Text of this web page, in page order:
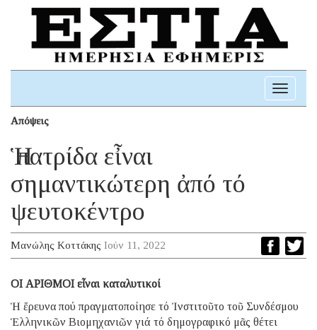
Toggle
Απόψεις
Ἡ πατρίδα εἶναι
σημαντικώτερη ἀπό τό
ψευτοκέντρο
Μανώλης Κοττάκης Ιούν 11, 2022
ΟΙ ΑΡΙΘΜΟΙ εἶναι καταλυτικοί
Ἡ ἔρευνα πού πραγματοποίησε τό Ἰνστιτοῦτο τοῦ Συνδέσμου
Ἑλληνικῶν Βιομηχανιῶν γιά τό δημογραφικό μᾶς θέτει